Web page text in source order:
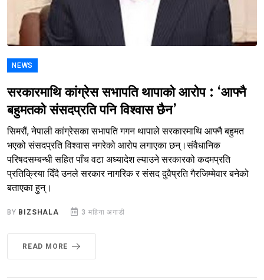
NEWS
सरकारमाथि कांग्रेस सभापति थापाको आरोप : ‘आफ्नै
बहुमतको संसदप्रति पनि विश्वास छैन’
सिमरौं, नेपाली कांग्रेसका सभापति गगन थापाले सरकारमाथि आफ्नै बहुमत
भएको संसदप्रति विश्वास नगरेको आरोप लगाएका छन्।संवैधानिक
परिषदसम्बन्धी सहित पाँच वटा अध्यादेश ल्याउने सरकारको कदमप्रति
प्रतिक्रिया दिँदै उनले सरकार नागरिक र संसद दुवैप्रति गैरजिम्मेवार बनेको
बताएका हुन्।
BY BIZSHALA 3 महिना अगाडी
READ MORE